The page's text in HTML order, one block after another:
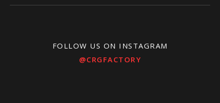
FOLLOW US ON INSTAGRAM
@CRGFACTORY